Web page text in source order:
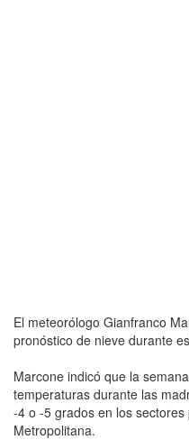
El meteorólogo Gianfranco
pronóstico de nieve durante
Marcone indicó que la
temperaturas durante las
-4 o -5 grados en los
Metropolitana.